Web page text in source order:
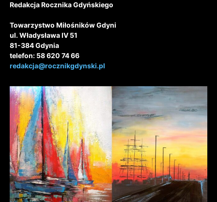
Redakcja Rocznika Gdyńskiego
Towarzystwo Miłośników Gdyni
ul. Władysława IV 51
81-384 Gdynia
telefon: 58 620 74 66
redakcja@rocznikgdynski.pl